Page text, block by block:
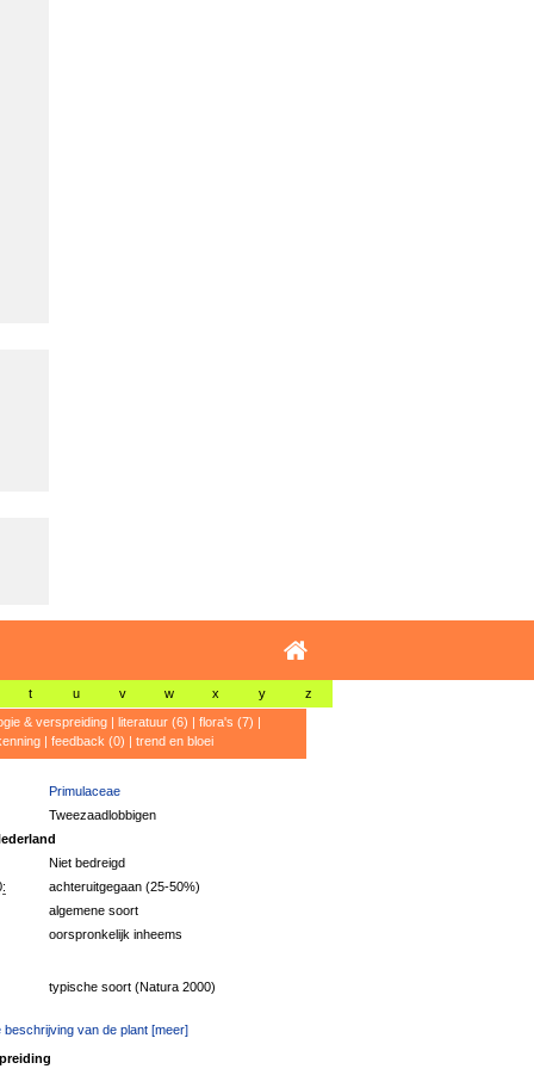
t u v w x y z
& verspreiding| literatuur (6) | flora's (7) |
| feedback (0) | trend en bloei
Primulaceae
Tweezaadlobbigen
Niet bedreigd
achteruitgegaan (25-50%)
algemene soort
oorspronkelijk inheems
typische soort (Natura 2000)
beschrijving van de plant [meer]